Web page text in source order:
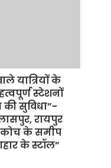
यात्रियों के
स्टेशनों
की सुविधा”-
रायपुर
के समीप
के स्टॉल”